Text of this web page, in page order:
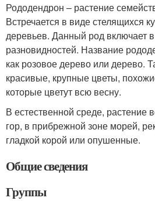
Рододендрон – растение
Встречается в виде стелящихся
деревьев. Данный род включает
разновидностей. Название
как розовое дерево или дерево.
красивые, крупные цветы,
которые цветут всю весну.
В естественной среде, растение
гор, в прибрежной зоне морей,
гладкой корой или опушенные.
Общие сведения
Группы